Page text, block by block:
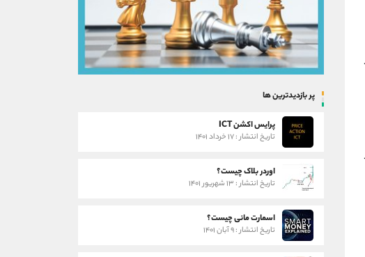
پر بازدیدترین ها
پرایس اکشن ICT
تاریخ انتشار : ۱۷ خرداد ۱۴۰۱
اوردر بلاک چیست؟
تاریخ انتشار : ۱۳ شهریور ۱۴۰۱
اسمارت مانی چیست؟
تاریخ انتشار : ۹ آبان ۱۴۰۱